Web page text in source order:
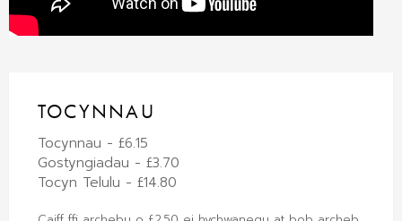
TOCYNNAU
Tocynnau - £6.15
Gostyngiadau - £3.70
Tocyn Telulu - £14.80